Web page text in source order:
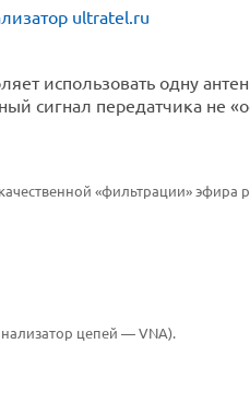
использовать одну
сигнал передатчика не
«фильтрации» эфира
цепей — VNA).